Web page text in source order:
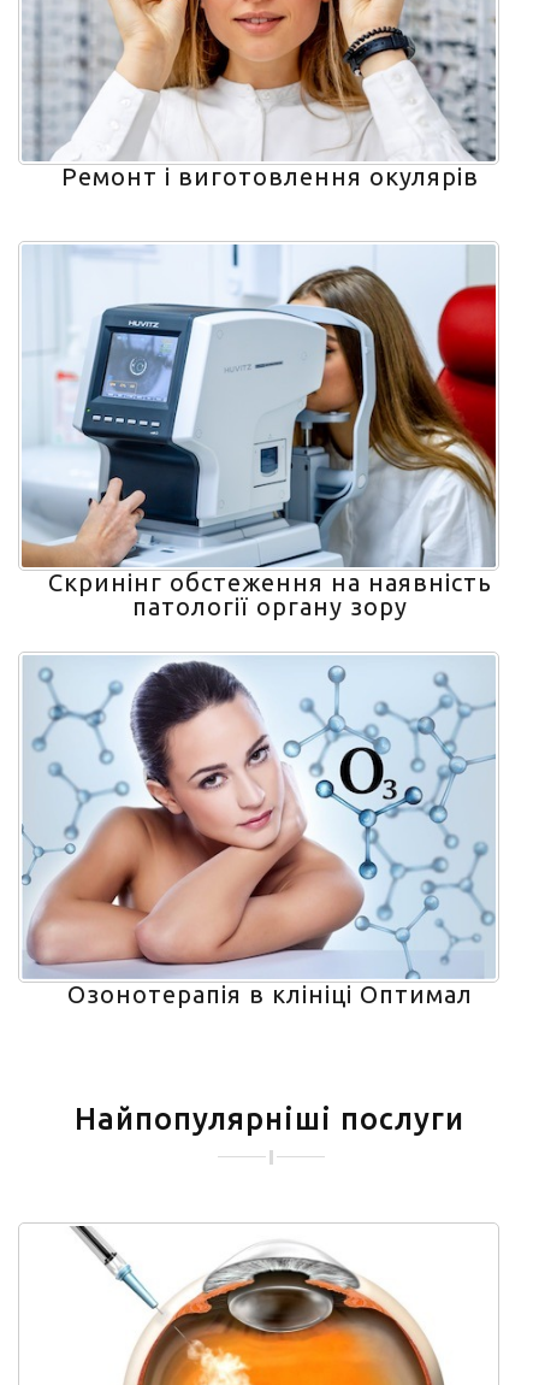
Ремонт і виготовлення окулярів
Скринінг обстеження на наявність
патології органу зору
Озонотерапія в клініці Оптимал
Найпопулярніші послуги